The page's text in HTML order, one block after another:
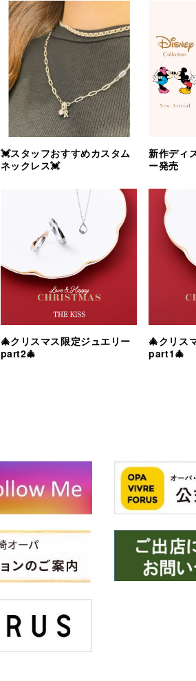
💓スタッフおすすめカスタム
ネックレス💓
新作ディ
ー発売
🎄クリスマス限定ジュエリー
part2🎄
🎄クリス
part1🎄